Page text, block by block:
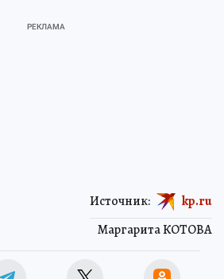
Маргарита КОТОВА
Источник: kp.ru